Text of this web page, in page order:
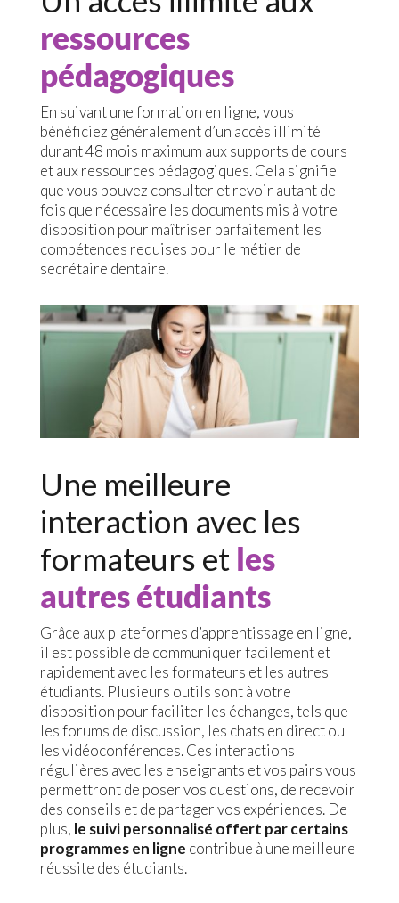
ressources
pédagogiques
En suivant une formation en ligne, vous
bénéficiez généralement d’un accès illimité
durant 48 mois maximum aux supports de cours
et aux ressources pédagogiques. Cela signifie
que vous pouvez consulter et revoir autant de
fois que nécessaire les documents mis à votre
disposition pour maîtriser parfaitement les
compétences requises pour le métier de
secrétaire dentaire.
Une meilleure
interaction avec les
formateurs et les
autres étudiants
Grâce aux plateformes d’apprentissage en ligne,
il est possible de communiquer facilement et
rapidement avec les formateurs et les autres
étudiants. Plusieurs outils sont à votre
disposition pour faciliter les échanges, tels que
les forums de discussion, les chats en direct ou
les vidéoconférences. Ces interactions
régulières avec les enseignants et vos pairs vous
permettront de poser vos questions, de recevoir
des conseils et de partager vos expériences. De
plus, le suivi personnalisé offert par certains
programmes en ligne contribue à une meilleure
réussite des étudiants.